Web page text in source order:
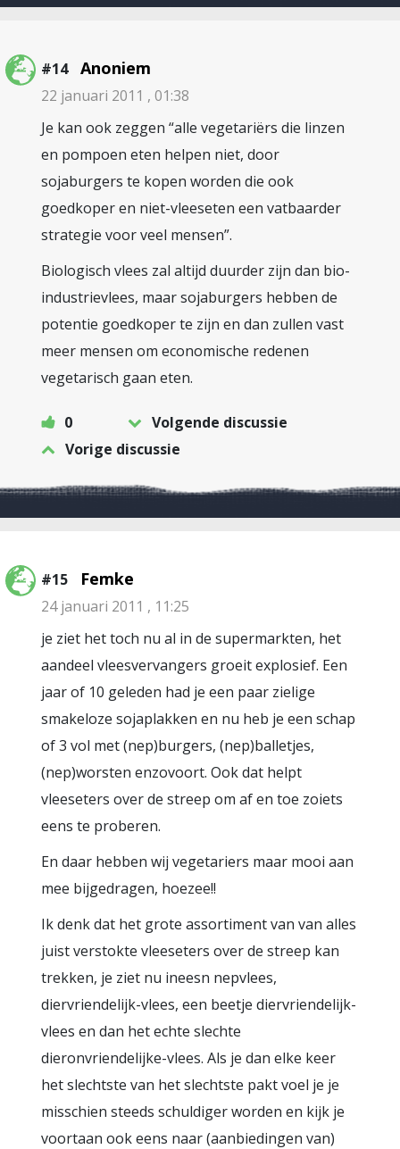
#14 Anoniem
22 januari 2011 , 01:38
Je kan ook zeggen “alle vegetariërs die linzen
en pompoen eten helpen niet, door
sojaburgers te kopen worden die ook
goedkoper en niet-vleeseten een vatbaarder
strategie voor veel mensen”.
Biologisch vlees zal altijd duurder zijn dan bio-
industrievlees, maar sojaburgers hebben de
potentie goedkoper te zijn en dan zullen vast
meer mensen om economische redenen
vegetarisch gaan eten.
0
Volgende discussie
Vorige discussie
#15 Femke
24 januari 2011 , 11:25
je ziet het toch nu al in de supermarkten, het
aandeel vleesvervangers groeit explosief. Een
jaar of 10 geleden had je een paar zielige
smakeloze sojaplakken en nu heb je een schap
of 3 vol met (nep)burgers, (nep)balletjes,
(nep)worsten enzovoort. Ook dat helpt
vleeseters over de streep om af en toe zoiets
eens te proberen.
En daar hebben wij vegetariers maar mooi aan
mee bijgedragen, hoezee!!
Ik denk dat het grote assortiment van van alles
juist verstokte vleeseters over de streep kan
trekken, je ziet nu ineesn nepvlees,
diervriendelijk-vlees, een beetje diervriendelijk-
vlees en dan het echte slechte
dieronvriendelijke-vlees. Als je dan elke keer
het slechtste van het slechtste pakt voel je je
misschien steeds schuldiger worden en kijk je
voortaan ook eens naar (aanbiedingen van)